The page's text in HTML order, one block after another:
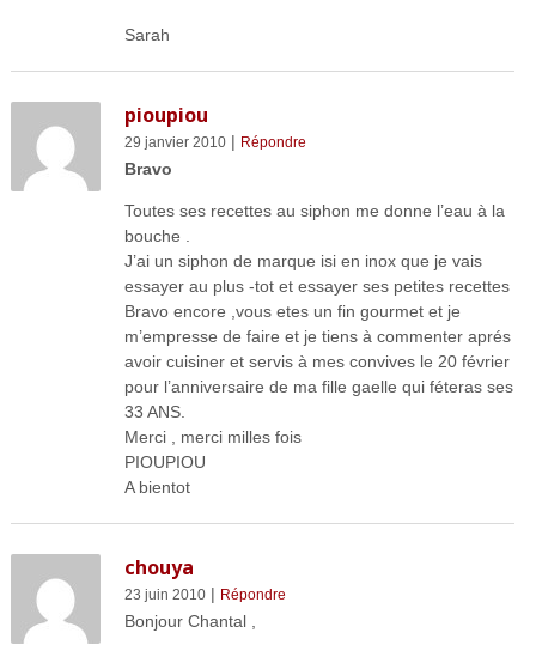
Sarah
pioupiou
29 janvier 2010| Répondre
Bravo
Toutes ses recettes au siphon me donne l’eau à la
bouche .
J’ai un siphon de marque isi en inox que je vais
essayer au plus -tot et essayer ses petites recettes
Bravo encore ,vous etes un fin gourmet et je
m’empresse de faire et je tiens à commenter aprés
avoir cuisiner et servis à mes convives le 20 février
pour l’anniversaire de ma fille gaelle qui féteras ses
33 ANS.
Merci , merci milles fois
PIOUPIOU
A bientot
chouya
23 juin 2010| Répondre
Bonjour Chantal ,